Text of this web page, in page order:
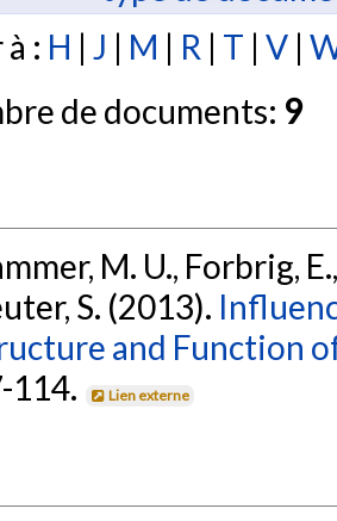
: H | J | M | R | T | V |
de documents: 9
M. U., Forbrig,
S. (2013).
and Function
114.
Lien externe